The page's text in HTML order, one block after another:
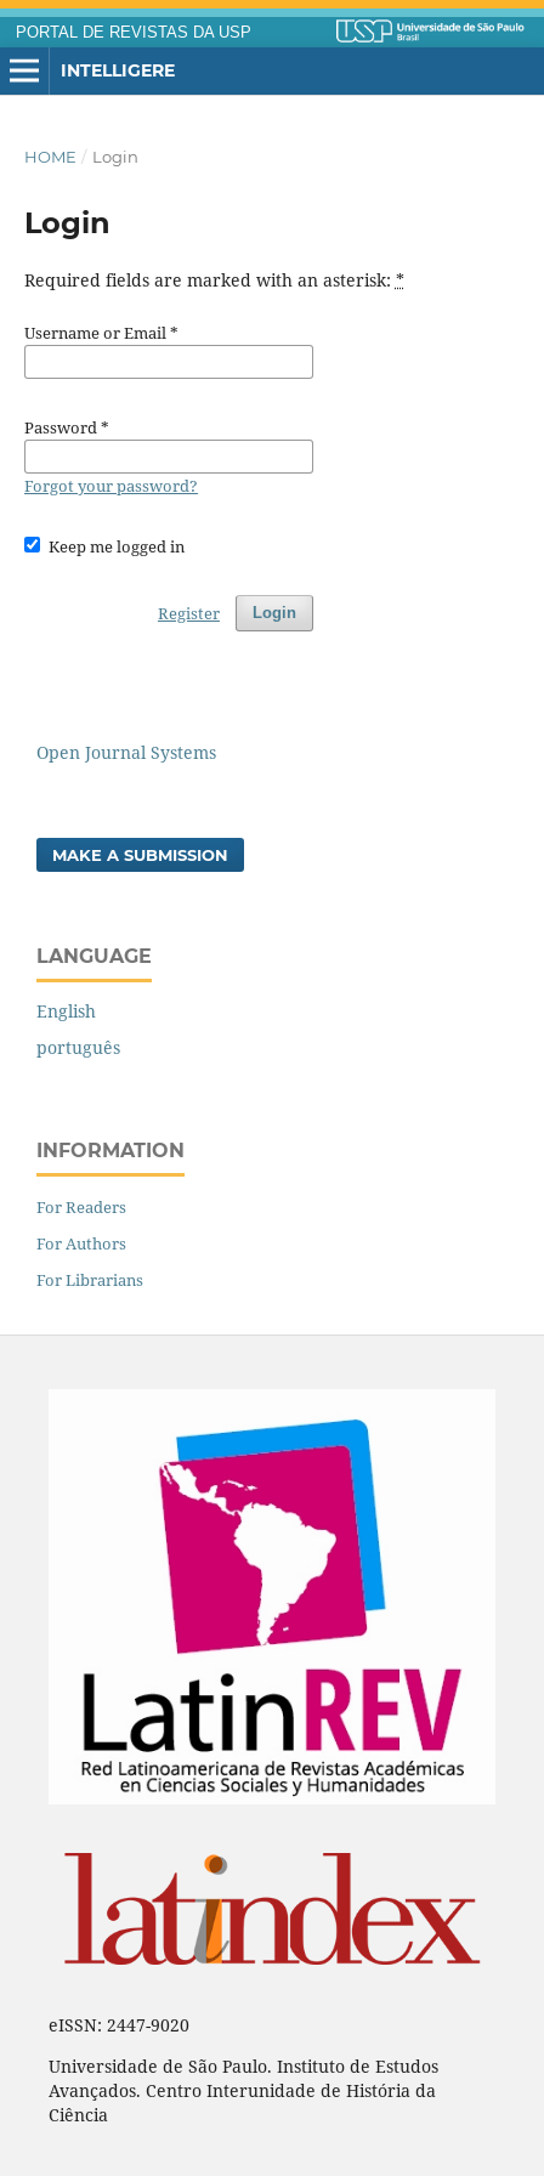
PORTAL DE REVISTAS DA USP
INTELLIGERE
HOME / Login
Login
Required fields are marked with an asterisk: *
Username or Email *
Password *
Forgot your password?
Keep me logged in
Login
Register
Open Journal Systems
MAKE A SUBMISSION
LANGUAGE
English
português
INFORMATION
For Readers
For Authors
For Librarians
eISSN: 2447-9020
Universidade de São Paulo. Instituto de Estudos
Avançados. Centro Interunidade de História da
Ciência